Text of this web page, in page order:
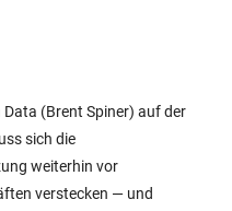
Data (Brent Spiner) auf der
sich die
weiterhin vor
verstecken — und